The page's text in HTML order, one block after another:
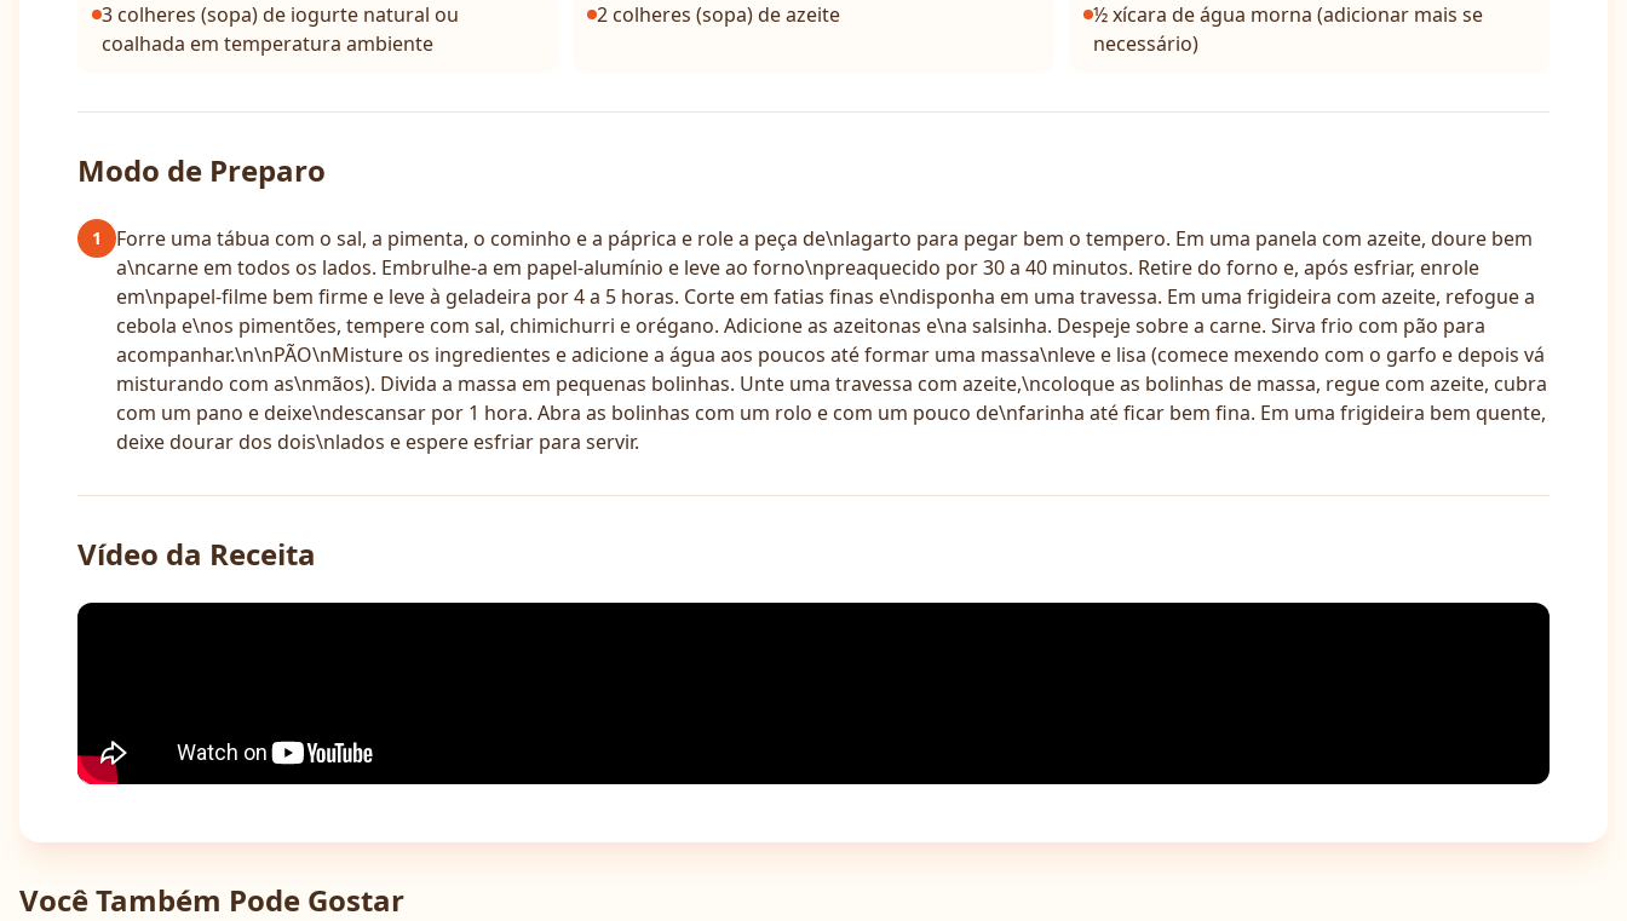
3 colheres (sopa) de iogurte natural ou
coalhada em temperatura ambiente
2 colheres (sopa) de azeite
½ xícara de água morna (adicionar mais se
necessário)
Modo de Preparo
1
Forre uma tábua com o sal, a pimenta, o cominho e a páprica e role a peça de\nlagarto para pegar bem o tempero. Em uma panela com azeite, doure bem
a\ncarne em todos os lados. Embrulhe-a em papel-alumínio e leve ao forno\npreaquecido por 30 a 40 minutos. Retire do forno e, após esfriar, enrole
em\npapel-filme bem firme e leve à geladeira por 4 a 5 horas. Corte em fatias finas e\ndisponha em uma travessa. Em uma frigideira com azeite, refogue a
cebola e\nos pimentões, tempere com sal, chimichurri e orégano. Adicione as azeitonas e\na salsinha. Despeje sobre a carne. Sirva frio com pão para
acompanhar.\n\nPÃO\nMisture os ingredientes e adicione a água aos poucos até formar uma massa\nleve e lisa (comece mexendo com o garfo e depois vá
misturando com as\nmãos). Divida a massa em pequenas bolinhas. Unte uma travessa com azeite,\ncoloque as bolinhas de massa, regue com azeite, cubra
com um pano e deixe\ndescansar por 1 hora. Abra as bolinhas com um rolo e com um pouco de\nfarinha até ficar bem fina. Em uma frigideira bem quente,
deixe dourar dos dois\nlados e espere esfriar para servir.
Vídeo da Receita
Você Também Pode Gostar